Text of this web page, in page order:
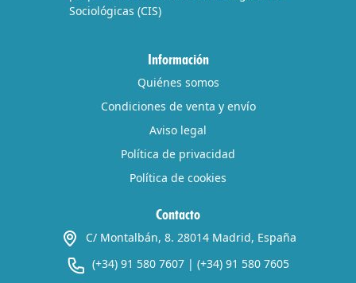
Sociológicas (CIS)
Información
Quiénes somos
Condiciones de venta y envío
Aviso legal
Política de privacidad
Política de cookies
Contacto
C/ Montalbán, 8. 28014 Madrid, España
(+34) 91 580 7607 | (+34) 91 580 7605